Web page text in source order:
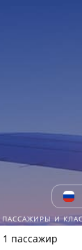
ПАССАЖИРЫ И
1 пассажир